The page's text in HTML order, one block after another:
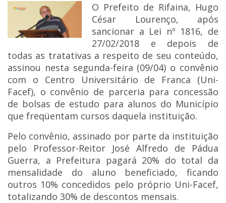
O Prefeito de Rifaina, Hugo
César Lourenço, após
sancionar a Lei nº 1816, de
27/02/2018 e depois de
todas as tratativas a respeito de seu conteúdo,
assinou nesta segunda-feira (09/04) o convênio
com o Centro Universitário de Franca (Uni-
Facef), o convênio de parceria para concessão
de bolsas de estudo para alunos do Município
que freqüentam cursos daquela instituição.
Pelo convênio, assinado por parte da instituição
pelo Professor-Reitor José Alfredo de Pádua
Guerra, a Prefeitura pagará 20% do total da
mensalidade do aluno beneficiado, ficando
outros 10% concedidos pelo próprio Uni-Facef,
totalizando 30% de descontos mensais.